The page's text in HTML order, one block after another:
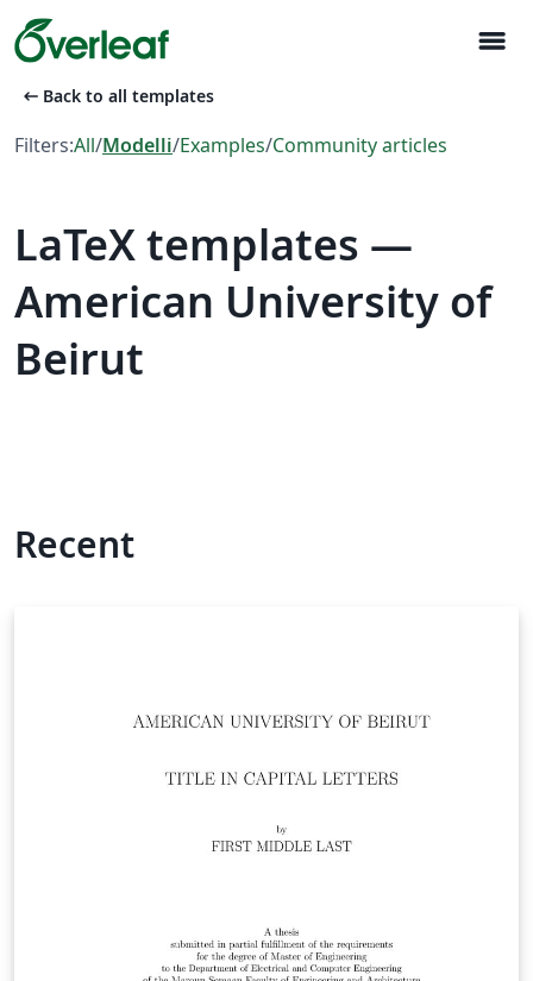
menu
arrow_left_alt Back to all templates
Filters:All/Modelli/Examples/Community articles
LaTeX templates —
American University of
Beirut
Recent